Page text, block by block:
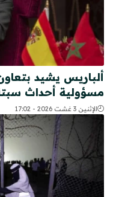
ألباريس يشيد
مسؤولية أحداث
الإثنين 3 غشت 2026 - 17:02